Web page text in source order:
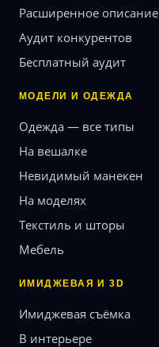
Расширенное описание
Аудит конкурентов
Бесплатный аудит
МОДЕЛИ И ОДЕЖДА
Одежда — все типы
На вешалке
Невидимый манекен
На моделях
Текстиль и шторы
Мебель
ИМИДЖЕВАЯ И 3D
Имиджевая съёмка
В интерьере